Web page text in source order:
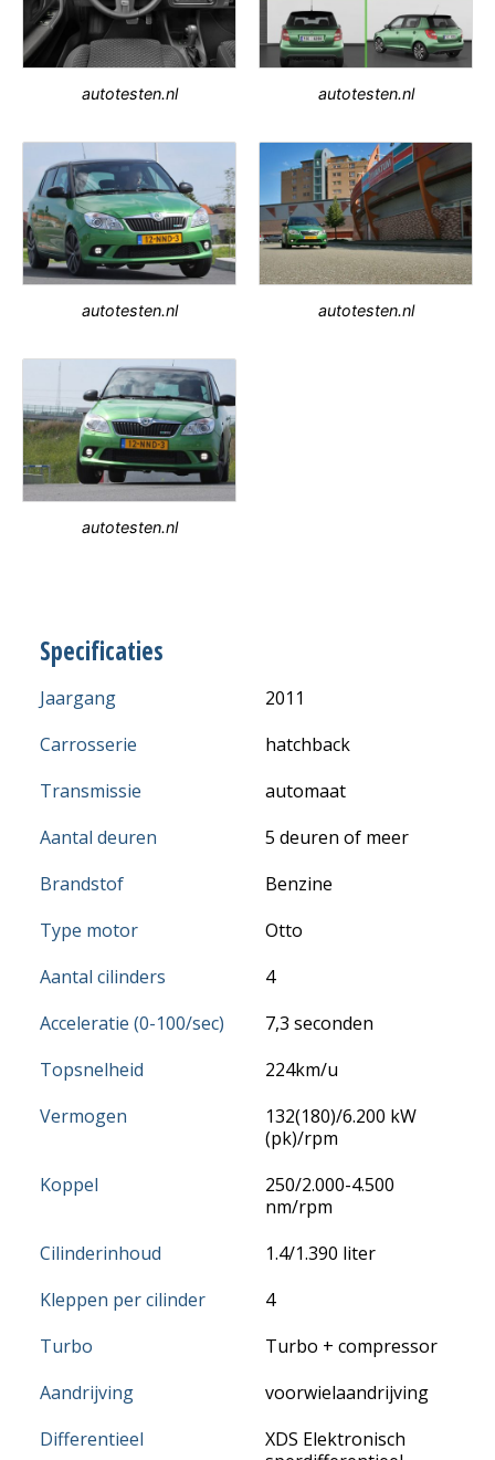
autotesten.nl autotesten.nl
autotesten.nl autotesten.nl
autotesten.nl
Specificaties
Jaargang
2011
Carrosserie
hatchback
Transmissie
automaat
Aantal deuren
5 deuren of meer
Brandstof
Benzine
Type motor
Otto
Aantal cilinders
4
Acceleratie (0-100/sec)
7,3 seconden
Topsnelheid
224km/u
Vermogen
132(180)/6.200 kW
(pk)/rpm
Koppel
250/2.000-4.500
nm/rpm
Cilinderinhoud
1.4/1.390 liter
Kleppen per cilinder
4
Turbo
Turbo + compressor
Aandrijving
voorwielaandrijving
Differentieel
XDS Elektronisch